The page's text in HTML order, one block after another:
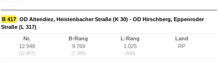
B 417 OD Altendiez, Heistenbacher Straße (K 30) - OD Hirschberg, Eppenroder
Straße (L 317)
Nr.
12.948
(12.957)
B-Rang
9.769
(7.366)
L-Rang
1.025
(849)
Land
RP